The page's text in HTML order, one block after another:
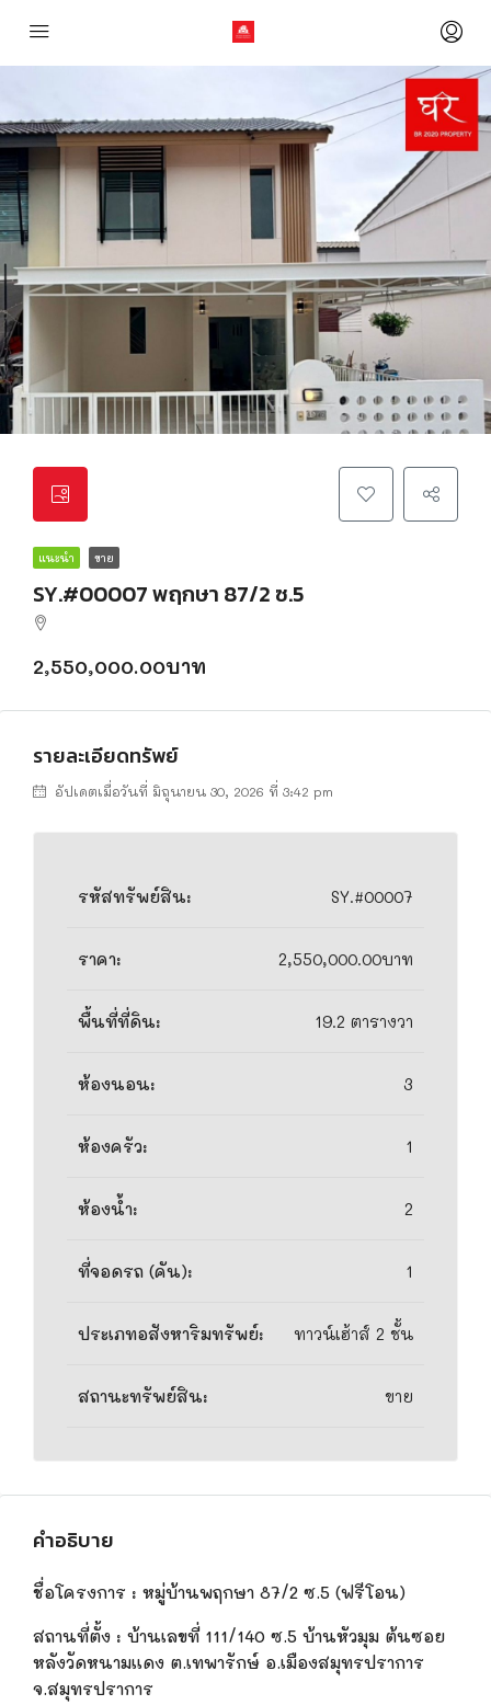
แนะนำ ขาย
SY.#00007 พฤกษา 87/2 ซ.5
2,550,000.00บาท
รายละเอียดทรัพย์
อัปเดตเมื่อวันที่ มิถุนายน 30, 2026 ที่ 3:42 pm
รหัสทรัพย์สิน: SY.#00007
ราคา: 2,550,000.00บาท
พื้นที่ที่ดิน: 19.2 ตารางวา
ห้องนอน: 3
ห้องครัว: 1
ห้องน้ำ: 2
ที่จอดรถ (คัน): 1
ประเภทอสังหาริมทรัพย์: ทาวน์เฮ้าส์ 2 ชั้น
สถานะทรัพย์สิน: ขาย
คำอธิบาย
ชื่อโครงการ : หมู่บ้านพฤกษา 87/2 ซ.5 (ฟรีโอน)
สถานที่ตั้ง : บ้านเลขที่ 111/140 ซ.5 บ้านหัวมุม ต้นซอย
หลังวัดหนามแดง ต.เทพารักษ์ อ.เมืองสมุทรปราการ
จ.สมุทรปราการ